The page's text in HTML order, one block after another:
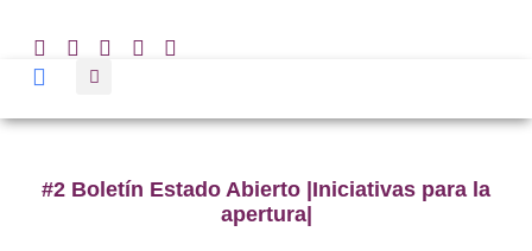
#2 Boletín Estado Abierto |Iniciativas para la
apertura|